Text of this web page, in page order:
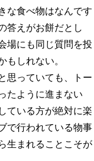
な食べ物はなんです
答えがお餅だとし
場にも同じ質問を投
もしれない。
思っていても、トー
たように進まない
ている方が絶対に楽
で行われている物事
生まれることこそが